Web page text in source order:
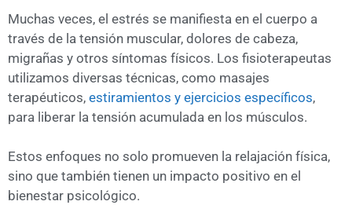
Muchas veces, el estrés se manifiesta en el cuerpo a
través de la tensión muscular, dolores de cabeza,
migrañas y otros síntomas físicos. Los fisioterapeutas
utilizamos diversas técnicas, como masajes
terapéuticos, estiramientos y ejercicios específicos,
para liberar la tensión acumulada en los músculos.
Estos enfoques no solo promueven la relajación física,
sino que también tienen un impacto positivo en el
bienestar psicológico.